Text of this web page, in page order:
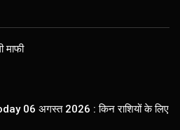
माफी
06 अगस्त 2026 : किन राशियों के लिए